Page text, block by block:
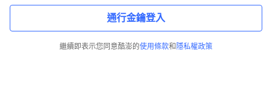
通行金鑰登入
繼續即表示您同意酷澎的使用條款和 隱私權政策